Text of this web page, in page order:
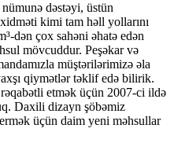
dəstəyi, üstün
kimi tam həll yollarını
dən çox sahəni əhatə edən
mövcuddur. Peşəkar və
müştərilərimizə əla
qiymətlər təklif edə bilirik.
etmək üçün 2007-ci ildə
Daxili dizayn şöbəmiz
üçün daim yeni məhsullar